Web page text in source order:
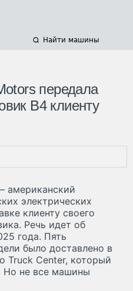
Найти машины
передала
B4 клиенту
американский
электрических
клиенту своего
Речь идет об
года. Пять
было доставлено в
Truck Center, который
Но не все машины